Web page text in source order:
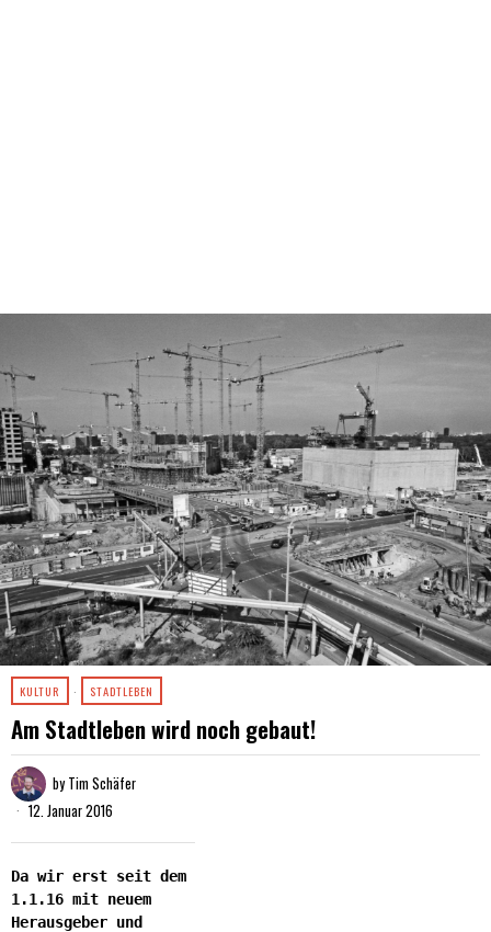
KULTUR · STADTLEBEN
Am Stadtleben wird noch gebaut!
byTim Schäfer
12. Januar 2016
Da wir erst seit dem
1.1.16 mit neuem
Herausgeber und